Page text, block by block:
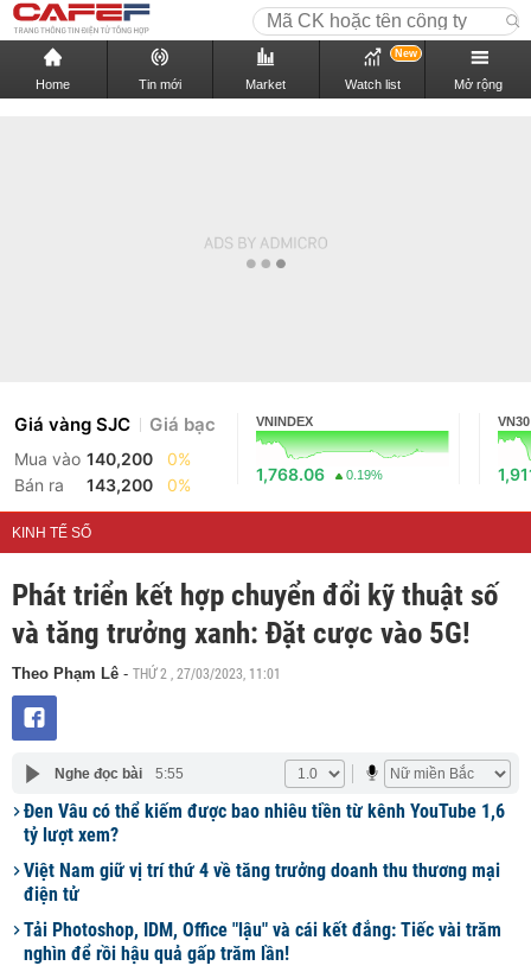
Home Tin mới Market Watch list
New
Mở rộng
Giá vàng SJC Giá bạc
Mua vào 140,200
0%
Bán ra
143,200 0%
VNINDEX
1,768.06 0.19%
VN30
KINH TẾ SỐ
Phát triển kết hợp chuyển đổi kỹ thuật số
và tăng trưởng xanh: Đặt cược vào 5G!
Theo Phạm Lê - THỨ 2 , 27/03/2023, 11:01
Nghe đọc bài 5:55
Đen Vâu có thể kiếm được bao nhiêu tiền từ kênh YouTube 1,6
tỷ lượt xem?
Việt Nam giữ vị trí thứ 4 về tăng trưởng doanh thu thương mại
điện tử
Tải Photoshop, IDM, Office "lậu" và cái kết đắng: Tiếc vài trăm
nghìn để rồi hậu quả gấp trăm lần!